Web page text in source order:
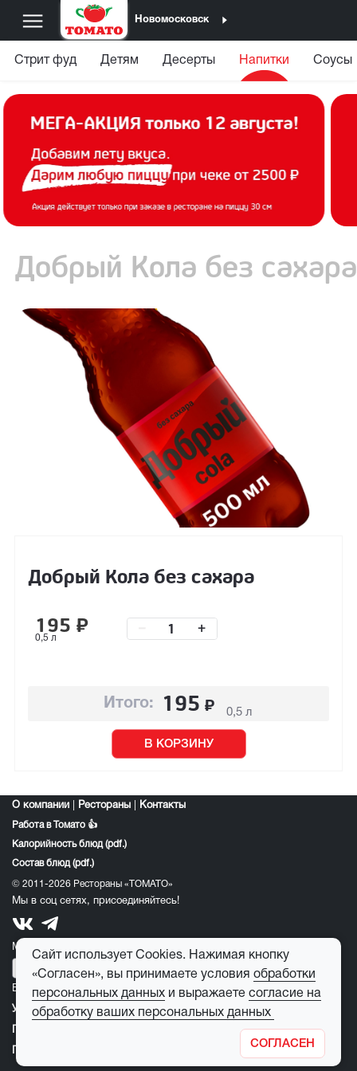
Новомосковск
Стрит фуд Детям Десерты Напитки Соусы
Добрый Кола без сахара
Добрый Кола без сахара
195 ₽
0,5 л
+
Итого: 195 ₽ 0,5 л
В КОРЗИНУ
О компании Рестораны Контакты
Работа в Томато 👍
Калорийность блюд (pdf.)
Состав блюд (pdf.)
© 2011-2026 Рестораны «ТОМАТО»
Мы в соц сетях, присоединяйтесь!
Мобильное приложение томато:
E-mail для обратной связи: feedback@tomato-pizza.ru
Условия обработки персональных данных
Сайт использует Cookies. Нажимая кнопку
«Согласен», вы принимаете условия обработки
персональных данных и выражаете согласие на
обработку ваших персональных данных
СОГЛАСЕН